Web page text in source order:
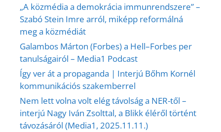
„A közmédia a demokrácia immunrendszere” –
Szabó Stein Imre arról, miképp reformálná
meg a közmédiát
Galambos Márton (Forbes) a Hell–Forbes per
tanulságairól – Media1 Podcast
Így ver át a propaganda | Interjú Bőhm Kornél
kommunikációs szakemberrel
Nem lett volna volt elég távolság a NER-től –
interjú Nagy Iván Zsolttal, a Blikk éléről történt
távozásáról (Media1, 2025.11.11.)